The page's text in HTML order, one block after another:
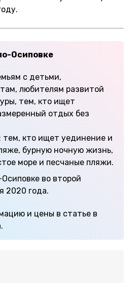
Осиповке
с детьми,
любителям развитой
тем, кто ищет
отдых без
тем, кто ищет уединение и
бурную ночную жизнь,
море и песчаные пляжи.
во второй
2020 года.
и цены в статье в